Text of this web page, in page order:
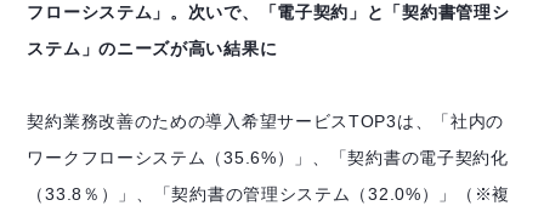
フローシステム」。 次いで、「電子契約」と「契約書管理シ
ステム」のニーズが高い結果に
契約業務改善のための導入希望サービスTOP3は、「社内の
ワークフローシステム（35.6%）」、「契約書の電子契約化
（33.8％）」、「契約書の管理システム（32.0%）」
（※複